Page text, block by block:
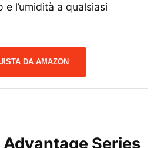
l’umidità a qualsiasi
DA AMAZON
Series